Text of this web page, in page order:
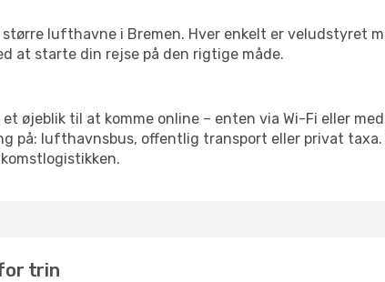
lufthavne i Bremen. Hver enkelt er veludstyret
at starte din rejse på den rigtige måde.
øjeblik til at komme online – enten via Wi-Fi eller
på: lufthavnsbus, offentlig transport eller privat
trin